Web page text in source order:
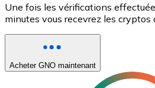
Une fois les vérifications
minutes vous recevrez les
Acheter GNO maintenant